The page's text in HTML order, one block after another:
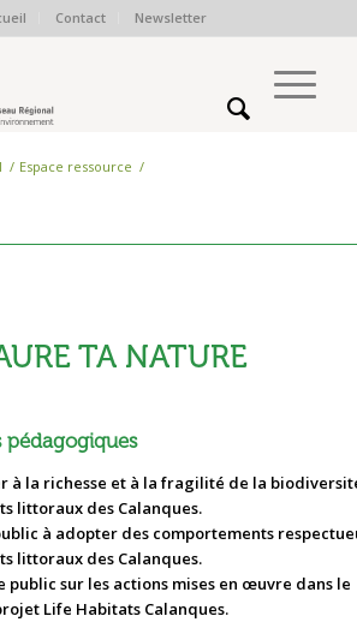
Contact Newsletter
/ Espace ressource /
TA NATURE
pédagogiques
à la richesse et à la fragilité de la
littoraux des Calanques.
à adopter des comportements
littoraux des Calanques.
public sur les actions mises en œuvre dans le
Life Habitats Calanques.